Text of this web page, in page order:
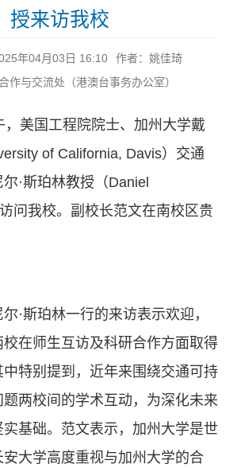
授来访我校
年04月03日 16:10
作者：姚佳琦
作与交流处（港澳台事务办公室）
，美国工程院院士、加州大学戴
of California, Davis）交通
·斯珀林教授（Daniel
问我校。副校长范文在南校区贵
·斯珀林一行的来访表示欢迎，
在师生互访及科研合作方面取得
中特别提到，近年来围绕交通可持
两校间的学术互动，为深化未来
基础。范文表示，加州大学是世
大学高度重视与加州大学的合